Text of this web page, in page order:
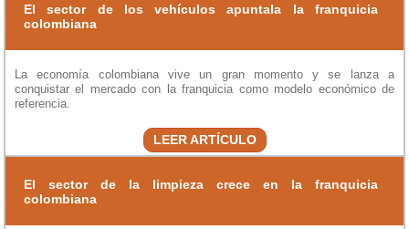
El sector de los vehículos apuntala la franquicia
colombiana
La economía colombiana vive un gran momento y se lanza a
conquistar el mercado con la franquicia como modelo económico de
referencia.
LEER ARTÍCULO
El sector de la limpieza crece en la franquicia
colombiana